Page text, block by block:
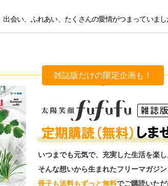
会い、ふれあい、たくさんの愛情がつまっていまし
雑誌版だけの限定企画も！
いつまでも元気で、充実した生活を楽し
そんな想いから生まれたフリーマガジ
冊子も送料もずっと無料でご購読いただ